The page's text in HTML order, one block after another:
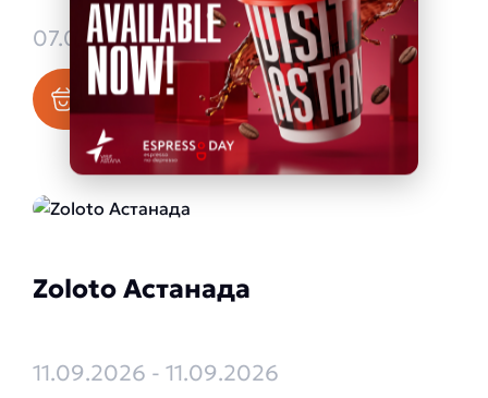
07.09.2026 - 09.09.2026
Билет сатып алу
Zoloto Астанада
11.09.2026 - 11.09.2026